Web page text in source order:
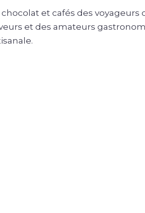
chocolat et cafés des voyageurs
et des amateurs